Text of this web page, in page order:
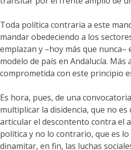
Toda política contraria a este
mandar obedeciendo a los
emplazan y –hoy más que
modelo de país en Andalucía.
comprometida con este principio
Es hora, pues, de una
multiplicar la disidencia, que no
articular el descontento contra el
política y no lo contrario, que es lo
dinamitar, en fin, las luchas